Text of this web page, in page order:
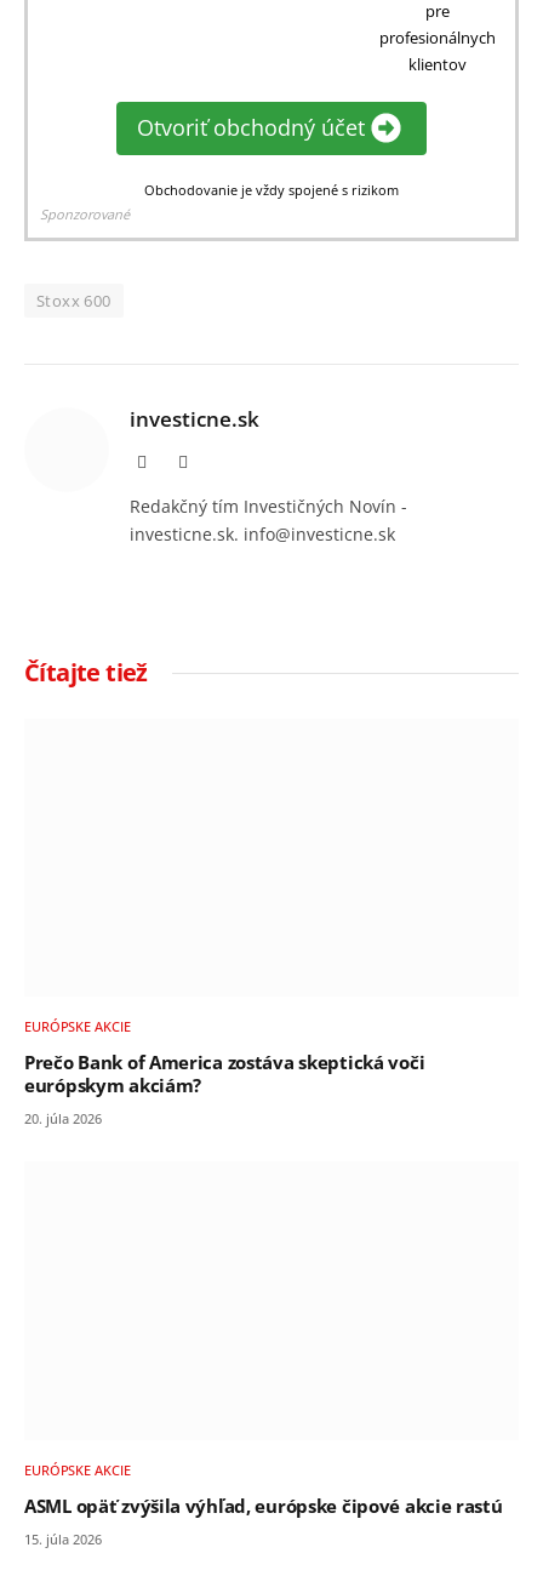
pre
profesionálnych
klientov
Otvoriť obchodný účet
Obchodovanie je vždy spojené s rizikom
Sponzorované
Stoxx 600
investicne.sk
Facebook
Redakčný tím Investičných Novín -
investicne.sk. info@investicne.sk
Čítajte tiež
EURÓPSKE AKCIE
Prečo Bank of America zostáva skeptická voči
európskym akciám?
20. júla 2026
EURÓPSKE AKCIE
ASML opäť zvýšila výhľad, európske čipové akcie rastú
15. júla 2026